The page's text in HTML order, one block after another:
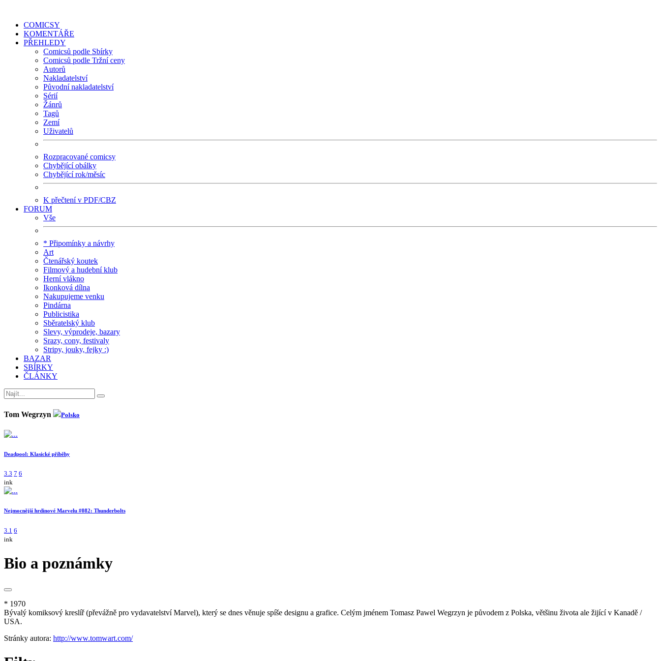
COMICSY
KOMENTÁŘE
PŘEHLEDY
Comicsů podle Sbírky
Comicsů podle Tržní ceny
Autorů
Nakladatelství
Původní nakladatelství
Sérií
Žánrů
Tagů
Zemí
Uživatelů
Rozpracované comicsy
Chybějící obálky
Chybějící rok/měsíc
K přečtení v PDF/CBZ
FORUM
Vše
* Připomínky a návrhy
Art
Čtenářský koutek
Filmový a hudební klub
Herní vlákno
Ikonková dílna
Nakupujeme venku
Pindárna
Publicistika
Sběratelský klub
Slevy, výprodeje, bazary
Srazy, cony, festivaly
Stripy, jouky, fejky :)
BAZAR
SBÍRKY
ČLÁNKY
Tom Wegrzyn Polsko
Deadpool: Klasické příběhy
3.3 7 6
ink
Nejmocnější hrdinové Marvelu #082: Thunderbolts
3.1 6
ink
Bio a poznámky
* 1970
Bývalý komiksový kreslíř (převážně pro vydavatelství Marvel), který se dnes věnuje spíše designu a grafice. Celým jménem Tomasz Pawel Wegrzyn je původem z Polska, většinu života ale žijící v Kanadě /
USA.
Stránky autora: http://www.tomwart.com/